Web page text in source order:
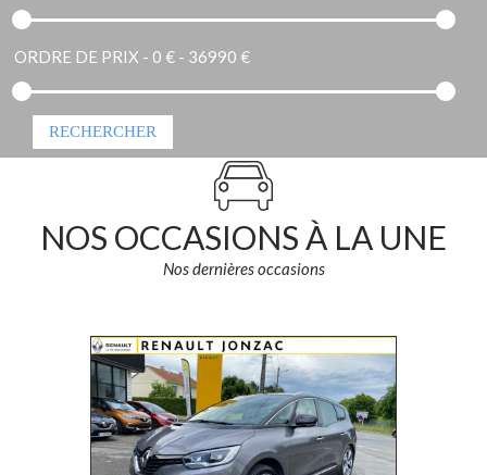
ORDRE DE PRIX - 0 € - 36990 €
NOS OCCASIONS À LA UNE
Nos dernières occasions